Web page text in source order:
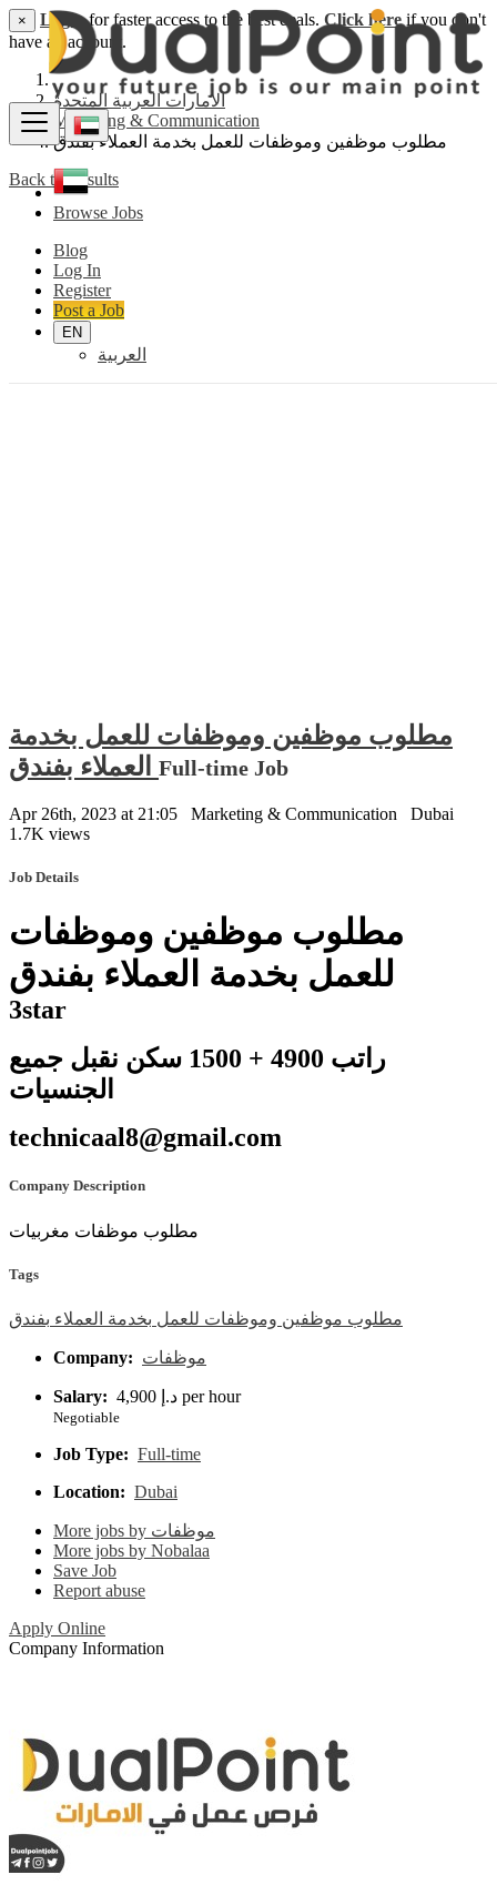
Browse Jobs
Blog
Log In
Register
Post a Job
EN
العربية
× Loginfor faster access to the best deals. Click hereif you don't
have an account.
الامارات العربية المتحدة
Marketing & Communication
مطلوب موظفين وموظفات للعمل بخدمة العملاء بفندق
Back to Results
مطلوب موظفين وموظفات للعمل بخدمة
Full-time Job
Apr 26th, 2023 at 21:05 Marketing & Communication
Dubai
1.7K views
Job Details
مطلوب موظفين وموظفات
للعمل بخدمة العملاء بفندق
3star
راتب 4900 + 1500 سكن نقبل جميع
الجنسيات
technicaal8@gmail.com
Company Description
مطلوب موظفات مغربيات
Tags
مطلوب موظفين وموظفات للعمل بخدمة العملاء بفندق
Company: موظفات
Salary: 4,900 د.إ per hour
Negotiable
Job Type: Full-time
Location: Dubai
More jobs by موظفات
More jobs by Nobalaa
Save Job
Report abuse
Apply Online
Company Information